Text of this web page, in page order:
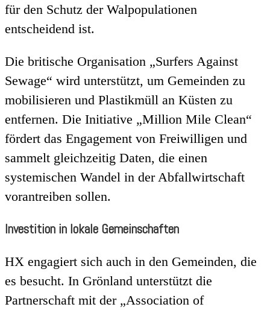
für den Schutz der Walpopulationen
entscheidend ist.
Die britische Organisation „Surfers Against
Sewage“ wird unterstützt, um Gemeinden zu
mobilisieren und Plastikmüll an Küsten zu
entfernen. Die Initiative „Million Mile Clean“
fördert das Engagement von Freiwilligen und
sammelt gleichzeitig Daten, die einen
systemischen Wandel in der Abfallwirtschaft
vorantreiben sollen.
Investition in lokale Gemeinschaften
HX engagiert sich auch in den Gemeinden, die
es besucht. In Grönland unterstützt die
Partnerschaft mit der „Association of